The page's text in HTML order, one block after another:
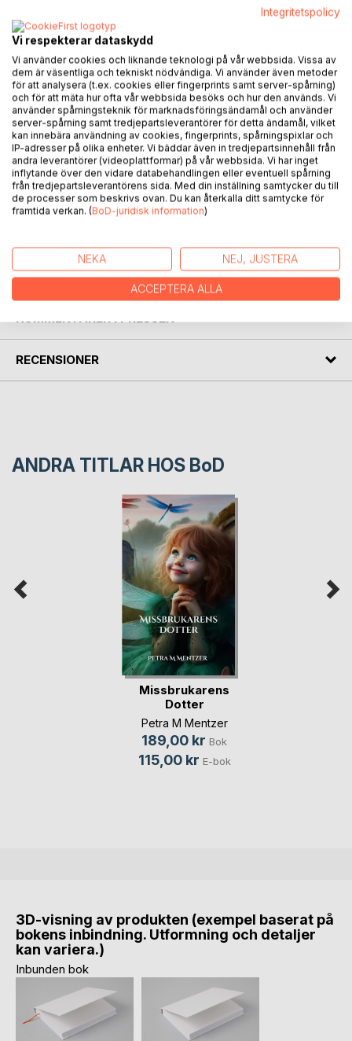
BESKRIVNING
En bok om behovet att få äga en fiskebåt och känna frihet i
sitt yrke. Många faror lurar på väg dit, livet blir inte så enkelt
när man möter naturens krafter och dess nycker.
Dimman kan komma smygande och grumla synen på havet,
det finns också en mental dimma som inte syns när
sjukdom och prövningar kommer.
Vad gör man då? Hur går man vidare för att försörja sig?
FÖRFATTARE
RECENSIONER
ANDRA TITLAR HOS BoD
Missbrukarens
Dotter
Petra M Mentzer
189,00 kr Bok
115,00 kr E-bok
3D-visning av produkten (exempel baserat på
bokens inbindning. Utformning och detaljer
kan variera.)
Inbunden bok
Integritetspolicy
Vi respekterar dataskydd
Vi använder cookies och liknande teknologi på vår webbsida. Vissa av
dem är väsentliga och tekniskt nödvändiga. Vi använder även metoder
för att analysera (t.ex. cookies eller fingerprints samt server-spårning)
och för att mäta hur ofta vår webbsida besöks och hur den används. Vi
använder spårningsteknik för marknadsföringsändamål och använder
server-spårning samt tredjepartsleverantörer för detta ändamål, vilket
kan innebära användning av cookies, fingerprints, spårningspixlar och
IP-adresser på olika enheter. Vi bäddar även in tredjepartsinnehåll från
andra leverantörer (videoplattformar) på vår webbsida. Vi har inget
inflytande över den vidare databehandlingen eller eventuell spårning
från tredjepartsleverantörens sida. Med din inställning samtycker du till
de processer som beskrivs ovan. Du kan återkalla ditt samtycke för
framtida verkan. (BoD-juridisk information)
NEKA NEJ, JUSTERA
ACCEPTERA ALLA